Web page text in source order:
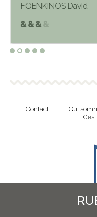
FOENKINOS David
Contact Qui
Revue en ligne de l'Union